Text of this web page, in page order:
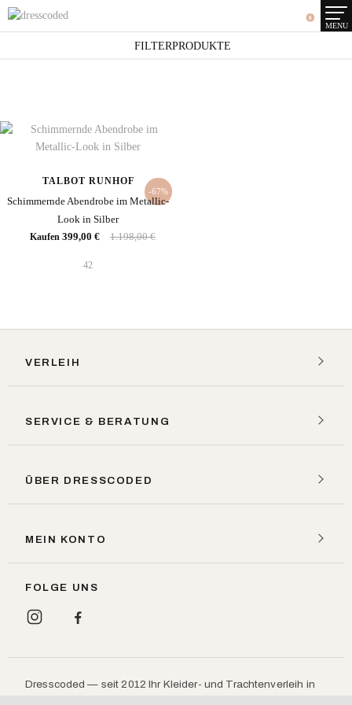
MENU
0
FILTERPRODUKTE
SEARCH RESULTS
-67%
TALBOT RUNHOF
Schimmernde Abendrobe im Metallic-
Look in Silber
1.198,00 €
Kaufen 399,00 €
42
VERLEIH
SERVICE & BERATUNG
ÜBER DRESSCODED
MEIN KONTO
FOLGE UNS
Dresscoded — seit 2012 Ihr Kleider- und Trachtenverleih in